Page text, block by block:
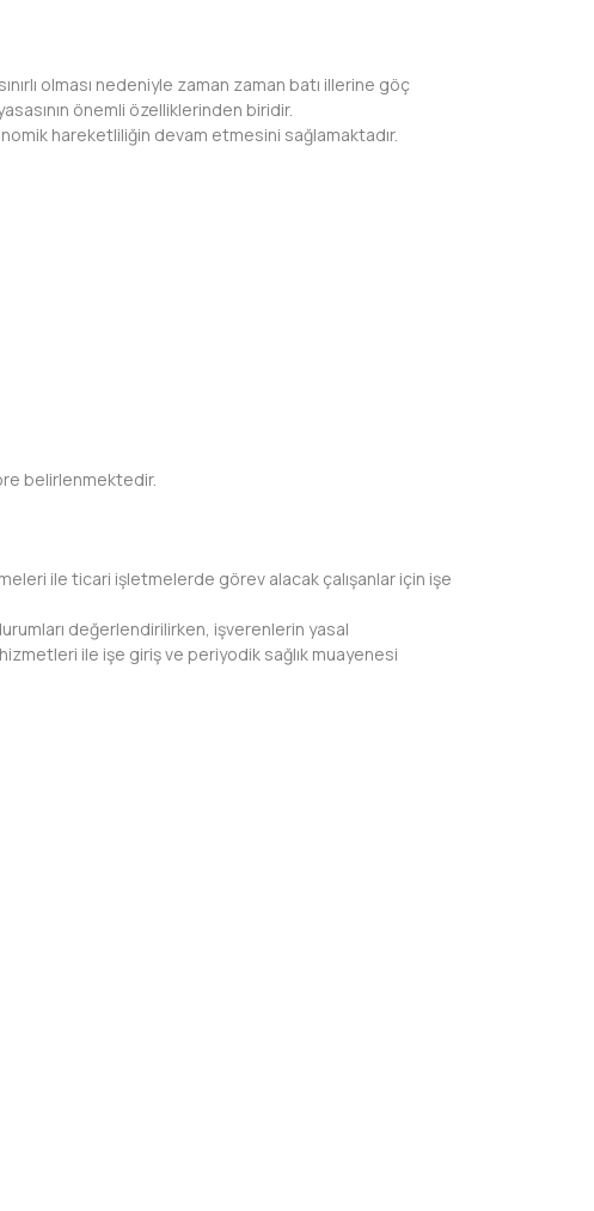
olması nedeniyle zaman zaman batı illerine göç
önemli özelliklerinden biridir.
hareketliliğin devam etmesini sağlamaktadır.
belirlenmektedir.
ile ticari işletmelerde görev alacak çalışanlar için işe
değerlendirilirken, işverenlerin yasal
ile işe giriş ve periyodik sağlık muayenesi